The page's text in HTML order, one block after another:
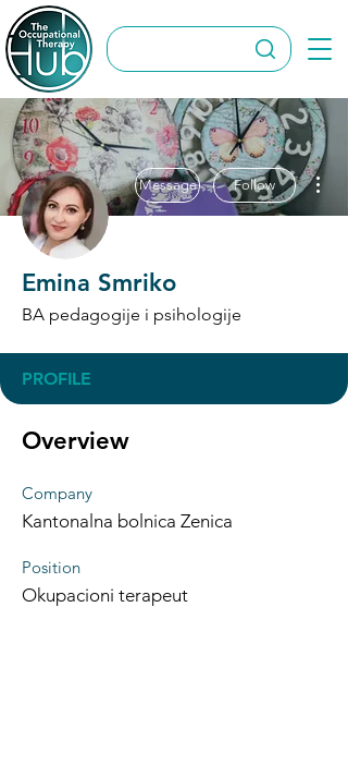
Message Follow
Emina Smriko
BA pedagogije i psihologije
PROFILE
Overview
Company
Kantonalna bolnica Zenica
Position
Okupacioni terapeut